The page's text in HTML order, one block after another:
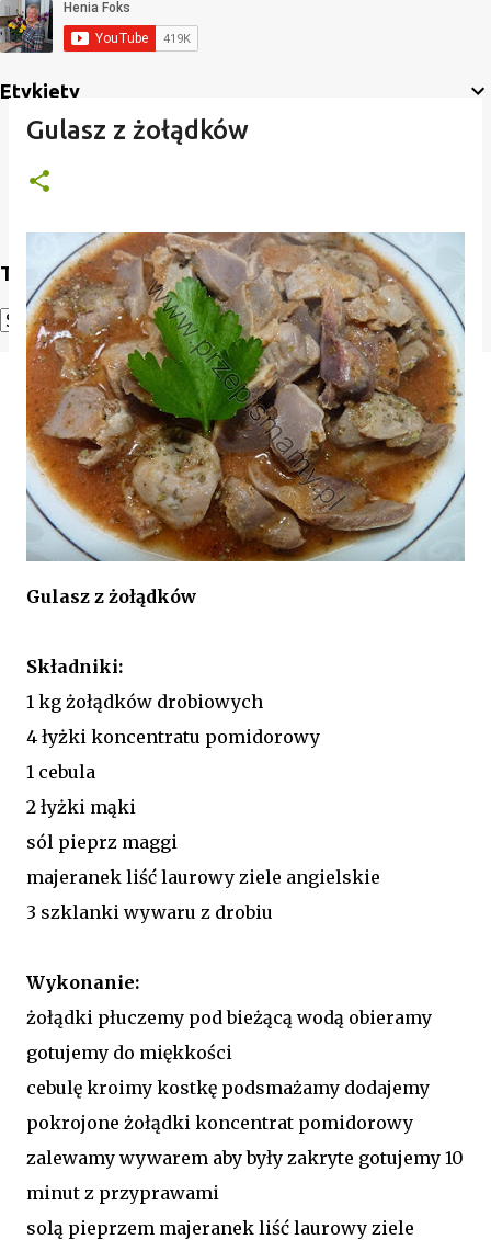
Etykiety
Translate
Powered by Translate
Gulasz z żołądków
Gulasz z żołądków
Składniki:
1 kg żołądków drobiowych
4 łyżki koncentratu pomidorowy
1 cebula
2 łyżki mąki
sól pieprz maggi
majeranek liść laurowy ziele angielskie
3 szklanki wywaru z drobiu
Wykonanie:
żołądki płuczemy pod bieżącą wodą obieramy
gotujemy do miękkości
cebulę kroimy kostkę podsmażamy dodajemy
pokrojone żołądki koncentrat pomidorowy
zalewamy wywarem aby były zakryte gotujemy 10
minut z przyprawami
solą pieprzem majeranek liść laurowy ziele